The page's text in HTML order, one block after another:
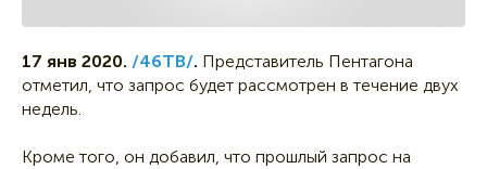
17 янв 2020. /46ТВ/. Представитель Пентагона
отметил, что запрос будет рассмотрен в течение двух
недель.
Кроме того, он добавил, что прошлый запрос на